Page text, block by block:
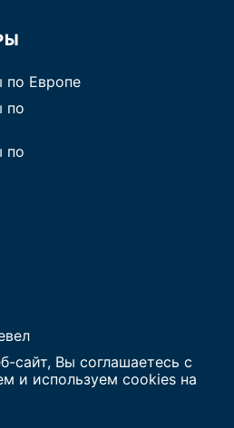
по Европе
по
по
сайт, Вы соглашаетесь с
и используем cookies на